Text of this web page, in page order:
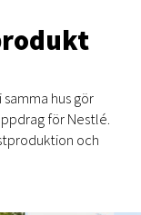
hus gör
för Nestlé.
och